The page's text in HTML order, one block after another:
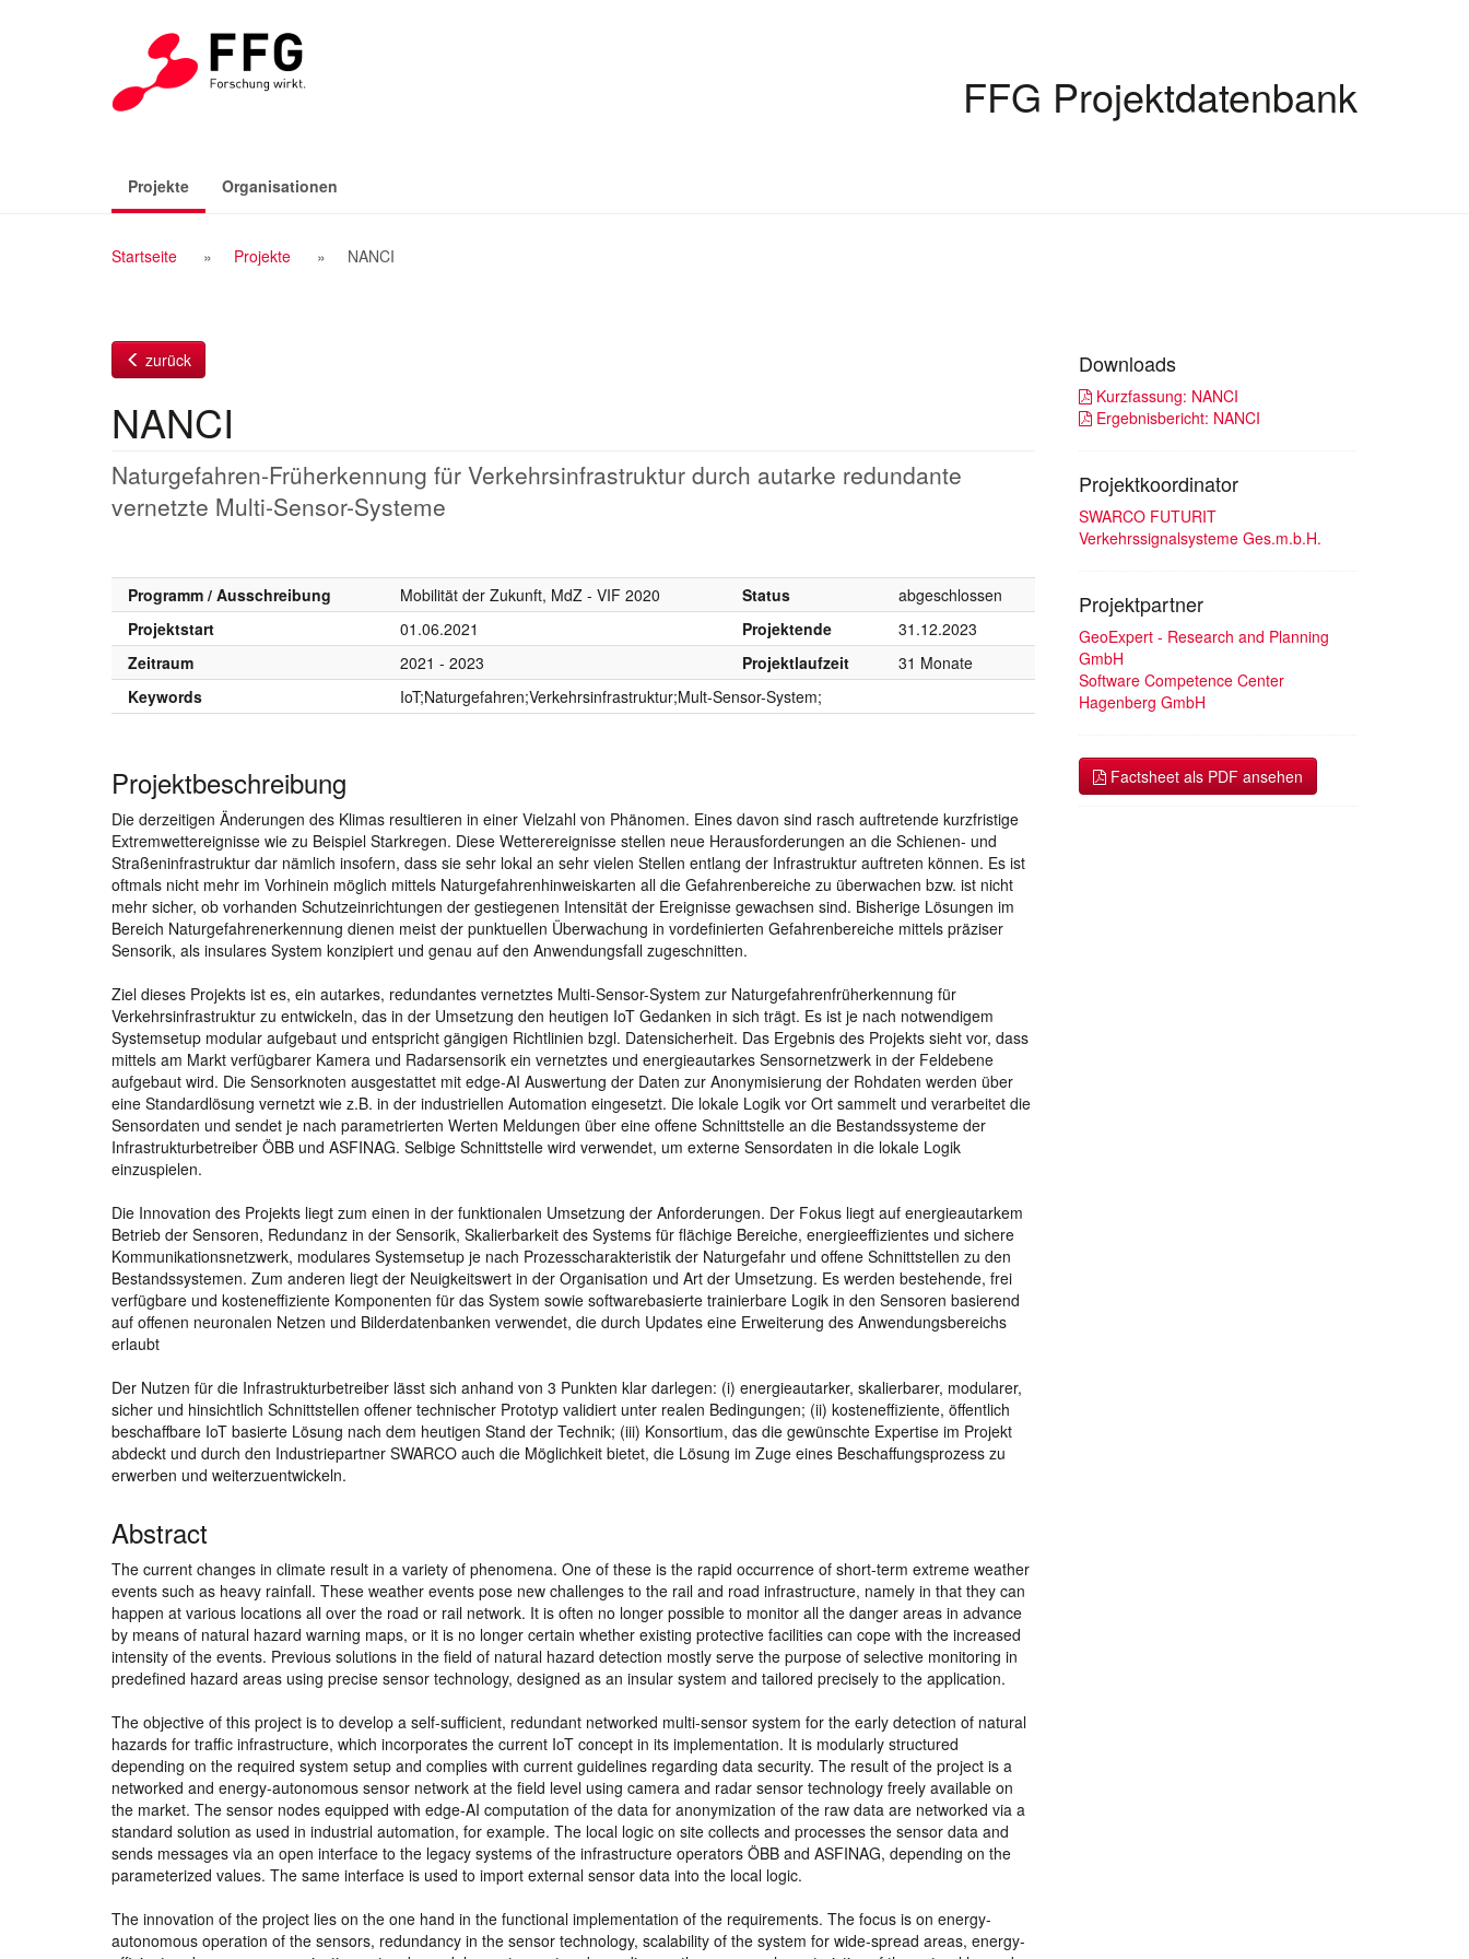
FFG Projektdatenbank
Projekte(aktiv)Organisationen
Breadcrumb
Startseite Projekte NANCI
zurück
NANCI
Naturgefahren-Früherkennung für Verkehrsinfrastruktur durch autarke redundante
vernetzte Multi-Sensor-Systeme
Programm / Ausschreibung Mobilität der Zukunft, MdZ - VIF 2020 Status
abgeschlossen
Projektstart
01.06.2021 Projektende
31.12.2023
Zeitraum
2021 - 2023 Projektlaufzeit
31 Monate
Keywords
IoT;Naturgefahren;Verkehrsinfrastruktur;Mult-Sensor-System;
Projektbeschreibung
Die derzeitigen Änderungen des Klimas resultieren in einer Vielzahl von Phänomen. Eines davon sind rasch auftretende kurzfristige
Extremwettereignisse wie zu Beispiel Starkregen. Diese Wetterereignisse stellen neue Herausforderungen an die Schienen- und
Straßeninfrastruktur dar nämlich insofern, dass sie sehr lokal an sehr vielen Stellen entlang der Infrastruktur auftreten können. Es ist
oftmals nicht mehr im Vorhinein möglich mittels Naturgefahrenhinweiskarten all die Gefahrenbereiche zu überwachen bzw. ist nicht
mehr sicher, ob vorhanden Schutzeinrichtungen der gestiegenen Intensität der Ereignisse gewachsen sind. Bisherige Lösungen im
Bereich Naturgefahrenerkennung dienen meist der punktuellen Überwachung in vordefinierten Gefahrenbereiche mittels präziser
Sensorik, als insulares System konzipiert und genau auf den Anwendungsfall zugeschnitten.
Ziel dieses Projekts ist es, ein autarkes, redundantes vernetztes Multi-Sensor-System zur Naturgefahrenfrüherkennung für
Verkehrsinfrastruktur zu entwickeln, das in der Umsetzung den heutigen IoT Gedanken in sich trägt. Es ist je nach notwendigem
Systemsetup modular aufgebaut und entspricht gängigen Richtlinien bzgl. Datensicherheit. Das Ergebnis des Projekts sieht vor, dass
mittels am Markt verfügbarer Kamera und Radarsensorik ein vernetztes und energieautarkes Sensornetzwerk in der Feldebene
aufgebaut wird. Die Sensorknoten ausgestattet mit edge-AI Auswertung der Daten zur Anonymisierung der Rohdaten werden über
eine Standardlösung vernetzt wie z.B. in der industriellen Automation eingesetzt. Die lokale Logik vor Ort sammelt und verarbeitet die
Sensordaten und sendet je nach parametrierten Werten Meldungen über eine offene Schnittstelle an die Bestandssysteme der
Infrastrukturbetreiber ÖBB und ASFINAG. Selbige Schnittstelle wird verwendet, um externe Sensordaten in die lokale Logik
einzuspielen.
Die Innovation des Projekts liegt zum einen in der funktionalen Umsetzung der Anforderungen. Der Fokus liegt auf energieautarkem
Betrieb der Sensoren, Redundanz in der Sensorik, Skalierbarkeit des Systems für flächige Bereiche, energieeffizientes und sichere
Kommunikationsnetzwerk, modulares Systemsetup je nach Prozesscharakteristik der Naturgefahr und offene Schnittstellen zu den
Bestandssystemen. Zum anderen liegt der Neuigkeitswert in der Organisation und Art der Umsetzung. Es werden bestehende, frei
verfügbare und kosteneffiziente Komponenten für das System sowie softwarebasierte trainierbare Logik in den Sensoren basierend
auf offenen neuronalen Netzen und Bilderdatenbanken verwendet, die durch Updates eine Erweiterung des Anwendungsbereichs
erlaubt
Der Nutzen für die Infrastrukturbetreiber lässt sich anhand von 3 Punkten klar darlegen: (i) energieautarker, skalierbarer, modularer,
sicher und hinsichtlich Schnittstellen offener technischer Prototyp validiert unter realen Bedingungen; (ii) kosteneffiziente, öffentlich
beschaffbare IoT basierte Lösung nach dem heutigen Stand der Technik; (iii) Konsortium, das die gewünschte Expertise im Projekt
abdeckt und durch den Industriepartner SWARCO auch die Möglichkeit bietet, die Lösung im Zuge eines Beschaffungsprozess zu
erwerben und weiterzuentwickeln.
Abstract
The current changes in climate result in a variety of phenomena. One of these is the rapid occurrence of short-term extreme weather
events such as heavy rainfall. These weather events pose new challenges to the rail and road infrastructure, namely in that they can
happen at various locations all over the road or rail network. It is often no longer possible to monitor all the danger areas in advance
by means of natural hazard warning maps, or it is no longer certain whether existing protective facilities can cope with the increased
intensity of the events. Previous solutions in the field of natural hazard detection mostly serve the purpose of selective monitoring in
predefined hazard areas using precise sensor technology, designed as an insular system and tailored precisely to the application.
The objective of this project is to develop a self-sufficient, redundant networked multi-sensor system for the early detection of natural
hazards for traffic infrastructure, which incorporates the current IoT concept in its implementation. It is modularly structured
depending on the required system setup and complies with current guidelines regarding data security. The result of the project is a
networked and energy-autonomous sensor network at the field level using camera and radar sensor technology freely available on
the market. The sensor nodes equipped with edge-AI computation of the data for anonymization of the raw data are networked via a
standard solution as used in industrial automation, for example. The local logic on site collects and processes the sensor data and
sends messages via an open interface to the legacy systems of the infrastructure operators ÖBB and ASFINAG, depending on the
parameterized values. The same interface is used to import external sensor data into the local logic.
The innovation of the project lies on the one hand in the functional implementation of the requirements. The focus is on energy-
autonomous operation of the sensors, redundancy in the sensor technology, scalability of the system for wide-spread areas, energy-
Downloads
Kurzfassung: NANCI
Ergebnisbericht: NANCI
Projektkoordinator
SWARCO FUTURIT
Verkehrssignalsysteme Ges.m.b.H.
Projektpartner
GeoExpert - Research and Planning
GmbH
Software Competence Center
Hagenberg GmbH
Factsheet als PDF ansehen